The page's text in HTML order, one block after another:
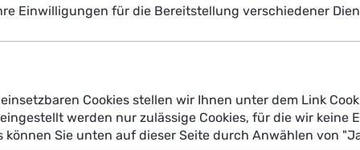
Auf dem Panel der polisMOBILITY
Kerstin Wendt unter der Moderation
Nutzenden
Hainz,
Deutschen
hier die Vorteile von so genannten Machine Learning
das Feedback der Verkehrsteilnehmerinnen und -
Einwilligungen für die Bereitstellung verschiedener
Cookies stellen wir Ihnen unter dem Link
werden nur zulässige Cookies, für die wir keine
können Sie unten auf dieser Seite durch Anwählen von